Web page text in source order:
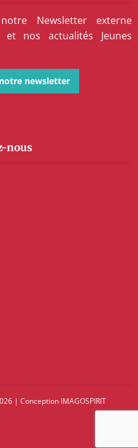
Newsletter externe
nos actualités Jeunes
newsletter
nous
| Conception IMAGOSPIRIT